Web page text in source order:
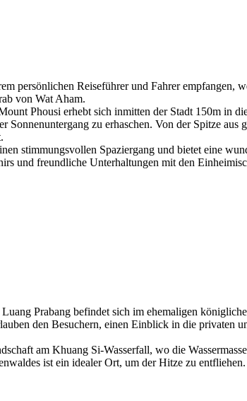
persönlichen Reiseführer und Fahrer empfangen,
von Wat Aham.
Phousi erhebt sich inmitten der Stadt 150m in
zu erhaschen. Von der Spitze
stimmungsvollen Spaziergang und bietet eine
und freundliche Unterhaltungen mit den
Prabang befindet sich im ehemaligen
den Besuchern, einen Einblick in die privaten
am Khuang Si-Wasserfall, wo die
ist ein idealer Ort, um der Hitze zu